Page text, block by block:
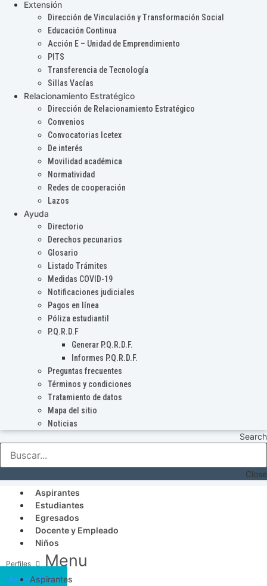
Extensión
Dirección de Vinculación y Transformación Social
Educación Continua
Acción E – Unidad de Emprendimiento
PITS
Transferencia de Tecnología
Sillas Vacías
Relacionamiento Estratégico
Dirección de Relacionamiento Estratégico
Convenios
Convocatorias Icetex
De interés
Movilidad académica
Normatividad
Redes de cooperación
Lazos
Ayuda
Directorio
Derechos pecunarios
Glosario
Listado Trámites
Medidas COVID-19
Notificaciones judiciales
Pagos en línea
Póliza estudiantil
P.Q.R.D.F
Generar P.Q.R.D.F.
Informes P.Q.R.D.F.
Preguntas frecuentes
Términos y condiciones
Tratamiento de datos
Mapa del sitio
Noticias
Search
Close
Aspirantes
Estudiantes
Egresados
Docente y Empleado
Niños
Menu
Aspirantes
Acceso SICAU